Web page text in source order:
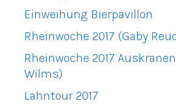
Einweihung Bierpavillon
Rheinwoche 2017 (Gaby
Rheinwoche 2017
Wilms)
Lahntour 2017